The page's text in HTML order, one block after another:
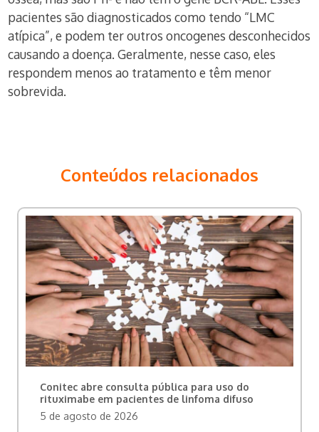
pacientes são diagnosticados como tendo “LMC
atípica”, e podem ter outros oncogenes desconhecidos
causando a doença. Geralmente, nesse caso, eles
respondem menos ao tratamento e têm menor
sobrevida.
Conteúdos relacionados
Conitec abre consulta pública para uso do
rituximabe em pacientes de linfoma difuso
5 de agosto de 2026